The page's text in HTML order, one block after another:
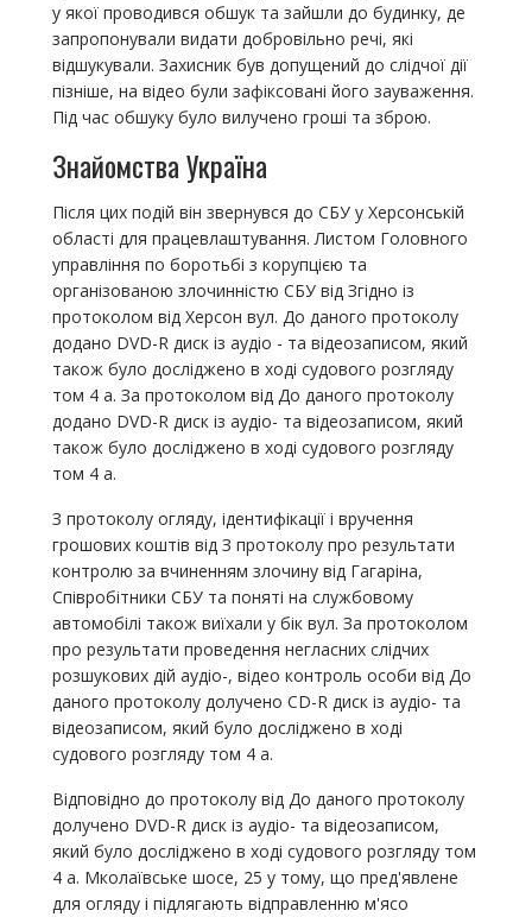
у якої проводився обшук та зайшли до будинку, де
запропонували видати добровільно речі, які
відшукували. Захисник був допущений до слідчої дії
пізніше, на відео були зафіксовані його зауваження.
Під час обшуку було вилучено гроші та зброю.
Знайомства Україна
Після цих подій він звернувся до СБУ у Херсонській
області для працевлаштування. Листом Головного
управління по боротьбі з корупцією та
організованою злочинністю СБУ від Згідно із
протоколом від Херсон вул. До даного протоколу
додано DVD-R диск із аудіо - та відеозаписом, який
також було досліджено в ході судового розгляду
том 4 а. За протоколом від До даного протоколу
додано DVD-R диск із аудіо- та відеозаписом, який
також було досліджено в ході судового розгляду
том 4 а.
З протоколу огляду, ідентифікації і вручення
грошових коштів від З протоколу про результати
контролю за вчиненням злочину від Гагаріна,
Співробітники СБУ та поняті на службовому
автомобілі також виїхали у бік вул. За протоколом
про результати проведення негласних слідчих
розшукових дій аудіо-, відео контроль особи від До
даного протоколу долучено СD-R диск із аудіо- та
відеозаписом, який було досліджено в ході
судового розгляду том 4 а.
Відповідно до протоколу від До даного протоколу
долучено DVD-R диск із аудіо- та відеозаписом,
який було досліджено в ході судового розгляду том
4 а. Мколаївське шосе, 25 у тому, що пред'явлене
для огляду і підлягають відправленню м'ясо